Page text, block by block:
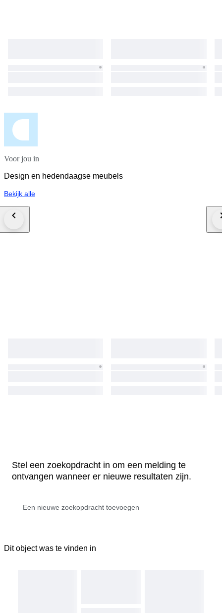
Voor jou in
Design en hedendaagse meubels
Bekijk alle
Stel een zoekopdracht in om een melding te
ontvangen wanneer er nieuwe resultaten zijn.
Dit object was te vinden in